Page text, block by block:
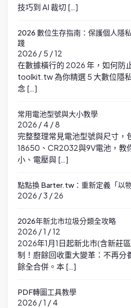
技巧到 AI 裁切 […]
2026 數位生存指南：保護個人隱
踐
2026 / 5 / 12
在數據橫行的 2026 年，如何防
toolkit.tw 為你精選 5 大數位隱
念 […]
常用電池型號與大小教學
2026 / 4 / 8
完整整理常見電池型號與尺寸，
18650、CR2032與9V電池，教
小、電壓與 […]
點點換 Barter.tw：重新定義「以
2026 / 3 / 26
2026年新北市垃圾分類全攻略
2026 / 1 / 12
2026年1月1日起新北市(含新莊
制！廚餘回收重大變革：不再分
餘全合併。本 […]
PDF轉圖工具教學
2026 / 1 / 4